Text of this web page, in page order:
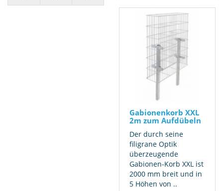
Gabionenkorb XXL
2m zum Aufdübeln
Der durch seine
filigrane Optik
überzeugende
Gabionen-Korb XXL ist
2000 mm breit und in
5 Höhen von ..